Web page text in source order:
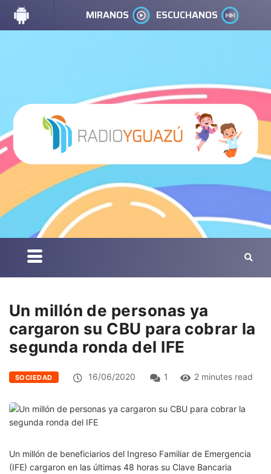
MIRANOS ESCUCHANOS
Un millón de personas ya
cargaron su CBU para cobrar la
segunda ronda del IFE
SOCIEDAD 16/06/2020 1 2 minutes read
Un millón de beneficiarios del Ingreso Familiar de Emergencia
(IFE) cargaron en las últimas 48 horas su Clave Bancaria